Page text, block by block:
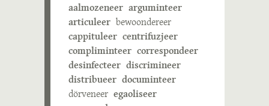
aalmozeneer arguminteer
articuleer bewoondereer
cappituleer centrifuzjeer
compliminteer correspondeer
desinfecteer discrimineer
distribueer documinteer
dörveneer egaoliseer